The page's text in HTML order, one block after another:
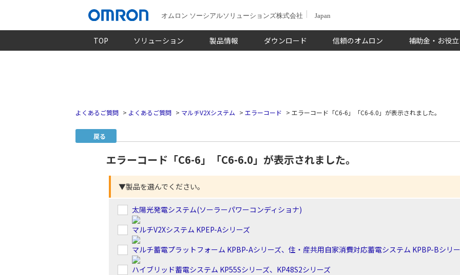
オムロン ソーシアルソリューションズ株式会社 Japan
TOP ソリューション 製品情報 ダウンロード 信頼のオムロン 補助金・お役
よくあるご質問 > よくあるご質問 > マルチV2Xシステム > エラーコード > エラーコード「C6-6」「C6-6.0」が表示されました。
戻る
エラーコード「C6-6」「C6-6.0」が表示されました。
▼製品を選んでください。
太陽光発電システム(ソーラーパワーコンディショナ)
マルチV2Xシステム KPEP-Aシリーズ
マルチ蓄電プラットフォーム KPBP-Aシリーズ、住・産共用自家消費対応蓄電システム KPBP-Bシリ
ハイブリッド蓄電システム KP55Sシリーズ、KP48S2シリーズ